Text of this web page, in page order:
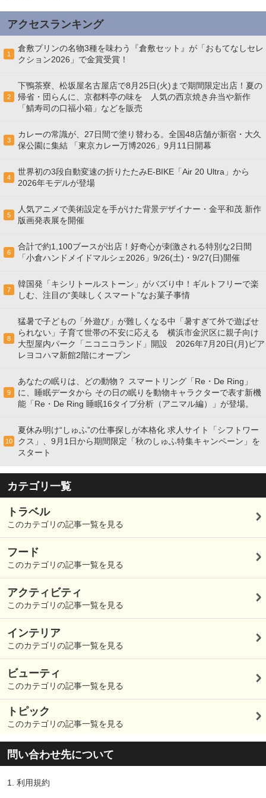
アクセスランキング
1
倉敷プリンの名物3種を味わう『倉敷セット』が「おもてなしセレ
クション2026」で金賞受賞！
2
下鴨茶寮、松坂屋名古屋店で8月25日(火)まで期間限定出店！夏の
帰省・団らんに、京都料亭の味を 人気の西京焼き弁当や新作
「鯖寿司の口福小箱」などを販売
3
カレーの常識が、27日間で塗り替わる。全国48店舗が新宿・大久
保公園に集結 「東京カレー万博2026」9月11日開幕
4
世界初の3段自動変速の折りたたみE-BIKE「Air 20 Ultra」から
2026年モデルが登場
5
人気アニメで美術設定を手がけた背景デザイナー・金平和茂 新作
版画発表展を開催
6
合計で約1,100ブースが出店！好奇心が刺激される特別な2日間
「小倉ハンドメイドマルシェ2026」9/26(土)・9/27(日)開催
7
韓国発「キシリトールストーン」がバズり中！ギルトフリーで楽
しむ、注目の“美味しくスマート”なお菓子事情
8
猛暑で子どもの「外遊び」が難しくなる中「暑すぎて外で遊ばせ
られない」子育て世帯の不安に応える 横浜市金沢区に親子向け
大型屋内パーク「ニコニコランド」開設 2026年7月20日(月)ビア
レヨコハマ新館2階にオープン
9
あなたの眠りは、どの動物？ スマートリング「Re・De Ring」
に、睡眠データから その日の眠りを動物キャラクターで表す新機
能「Re・De Ring 睡眠16タイプ分析（アニマル編）」が登場。
10
夏休み明け“しゅふ”の仕事探しが本格化 求人サイト「シフトワー
クス」、9月1日から期間限定「秋のしゅふ特集キャンペーン」を
スタート
カテゴリ一覧
トラベル
このカテゴリの記事一覧を見る
フード
このカテゴリの記事一覧を見る
アクティビティ
このカテゴリの記事一覧を見る
インテリア
このカテゴリの記事一覧を見る
ビューティ
このカテゴリの記事一覧を見る
トピック
このカテゴリの記事一覧を見る
問い合わせ先について
1. 利用規約